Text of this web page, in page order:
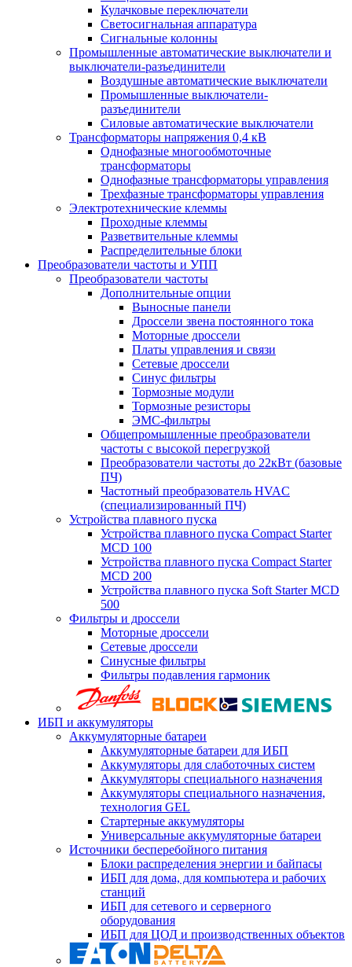
Кулачковые переключатели
Светосигнальная аппаратура
Сигнальные колонны
Промышленные автоматические выключатели и
выключатели-разъединители
Воздушные автоматические выключатели
Промышленные выключатели-
разъединители
Силовые автоматические выключатели
Трансформаторы напряжения 0,4 кВ
Однофазные многообмоточные
трансформаторы
Однофазные трансформаторы управления
Трехфазные трансформаторы управления
Электротехнические клеммы
Проходные клеммы
Разветвительные клеммы
Распределительные блоки
Преобразователи частоты и УПП
Преобразователи частоты
Дополнительные опции
Выносные панели
Дроссели звена постоянного тока
Моторные дроссели
Платы управления и связи
Сетевые дроссели
Синус фильтры
Тормозные модули
Тормозные резисторы
ЭМС-фильтры
Общепромышленные преобразователи
частоты с высокой перегрузкой
Преобразователи частоты до 22кВт (базовые
ПЧ)
Частотный преобразователь HVAC
(специализированный ПЧ)
Устройства плавного пуска
Устройства плавного пуска Compact Starter
MCD 100
Устройства плавного пуска Compact Starter
MCD 200
Устройства плавного пуска Soft Starter MCD
500
Фильтры и дроссели
Моторные дроссели
Сетевые дроссели
Синусные фильтры
Фильтры подавления гармоник
ИБП и аккумуляторы
Аккумуляторные батареи
Аккумуляторные батареи для ИБП
Аккумуляторы для слаботочных систем
Аккумуляторы специального назначения
Аккумуляторы специального назначения,
технология GEL
Стартерные аккумуляторы
Универсальные аккумуляторные батареи
Источники бесперебойного питания
Блоки распределения энергии и байпасы
ИБП для дома, для компьютера и рабочих
станций
ИБП для сетевого и серверного
оборудования
ИБП для ЦОД и производственных объектов